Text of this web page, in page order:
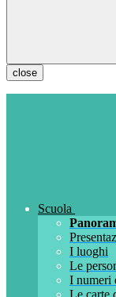
close
Scuola
I luoghi
Le
I numeri